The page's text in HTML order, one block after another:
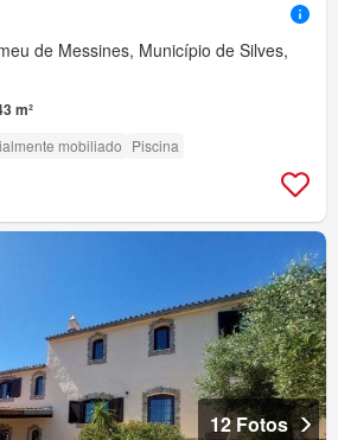
de Messines, Município de Silves,
m²
mobiliado Piscina
12 Fotos